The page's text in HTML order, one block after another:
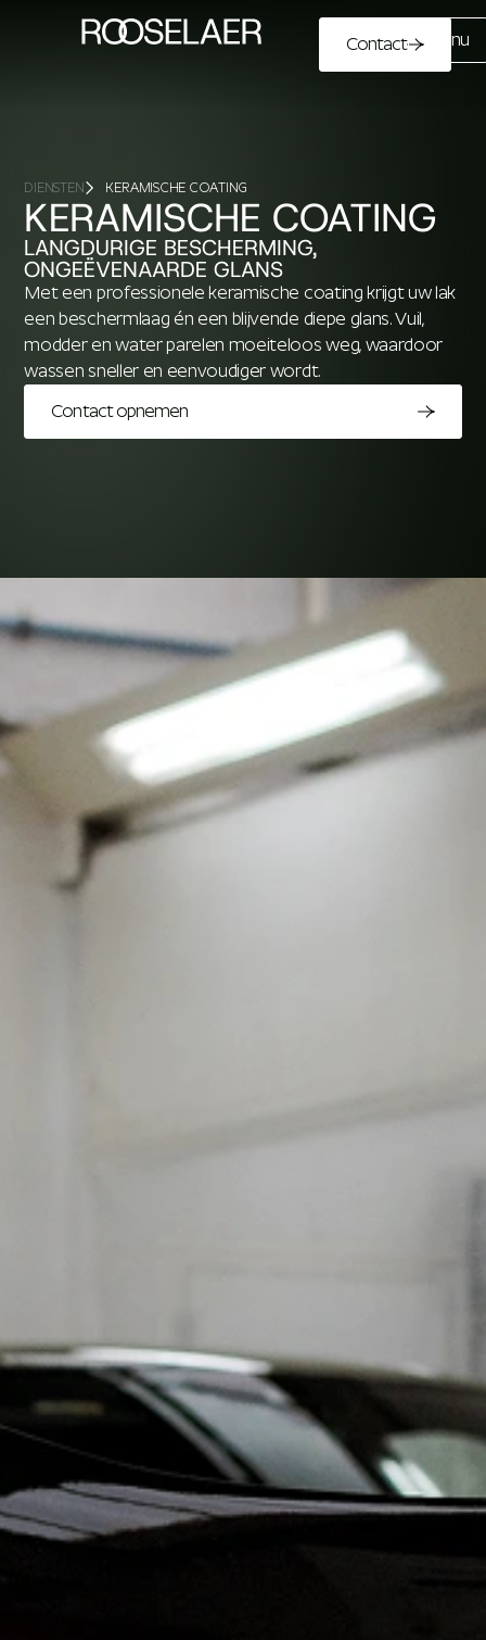
Contact Menu
DIENSTEN KERAMISCHE COATING
KERAMISCHE COATING
LANGDURIGE BESCHERMING,
ONGEËVENAARDE GLANS
Met een professionele keramische coating krijgt uw lak
een beschermlaag én een blijvende diepe glans. Vuil,
modder en water parelen moeiteloos weg, waardoor
wassen sneller en eenvoudiger wordt.
Contact opnemen